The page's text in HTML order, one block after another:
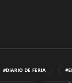
#DIARIO DE FERIA